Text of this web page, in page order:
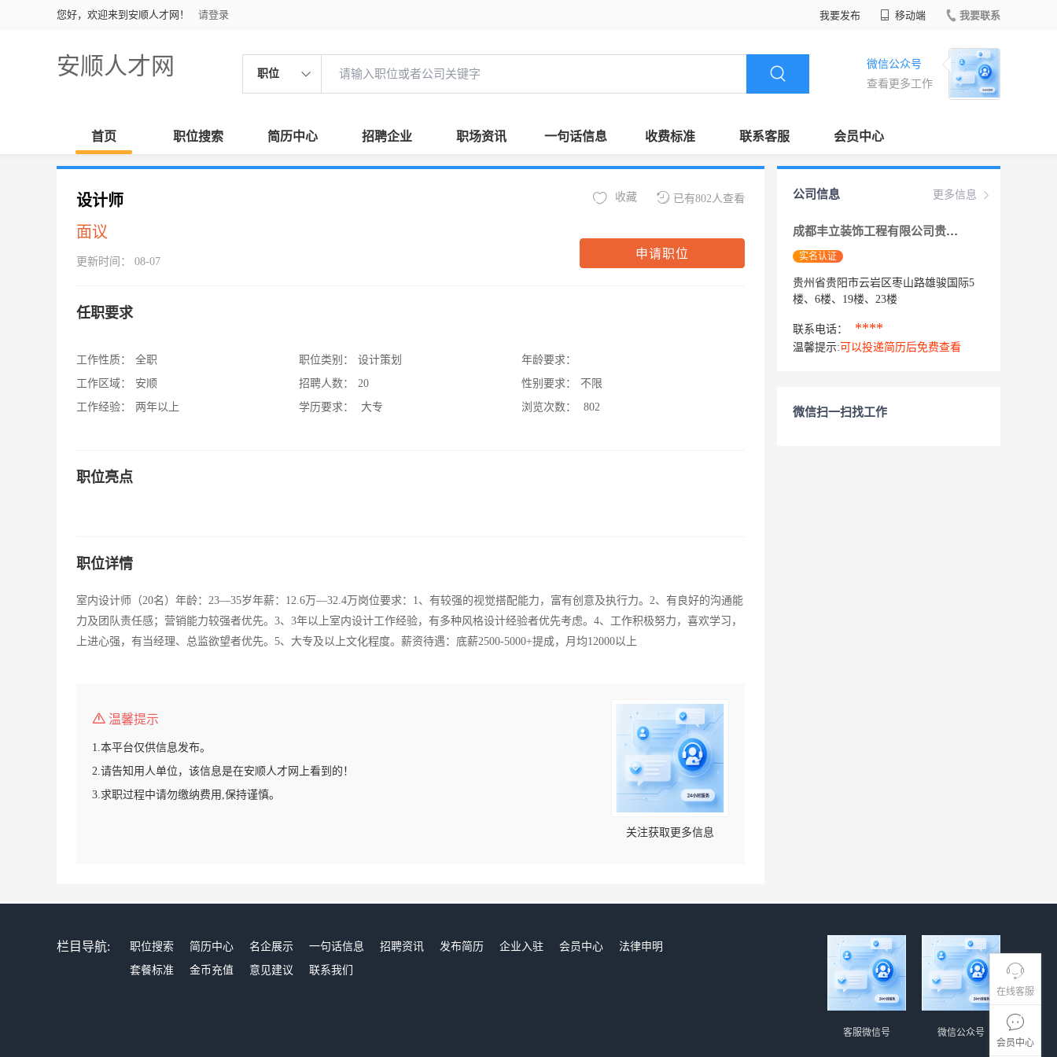
您好，欢迎来到安顺人才网！ 请登录 我要发布 移动端 我要联系
安顺人才网 职位
微信公众号
查看更多工作
首页 职位搜索 简历中心 招聘企业 职场资讯 一句话信息 收费标准 联系客服 会员中心
在线客服
会员中心
设计师
面议
更新时间： 08-07
已有802人查看
收藏
申请职位
任职要求
工作性质：
全职
工作区域：
安顺
工作经验：
两年以上
职位类别：
设计策划
招聘人数：
20
学历要求：
大专
年龄要求：
性别要求：
不限
浏览次数：
802
职位亮点
职位详情
室内设计师（20名）年龄：23—35岁年薪：12.6万—32.4万岗位要求：1、有较强的视觉搭配能力，富有创意及执行力。2、有良好的沟通能
力及团队责任感；营销能力较强者优先。3、3年以上室内设计工作经验，有多种风格设计经验者优先考虑。4、工作积极努力，喜欢学习，
上进心强，有当经理、总监欲望者优先。5、大专及以上文化程度。薪资待遇：底薪2500-5000+提成，月均12000以上
温馨提示
1.本平台仅供信息发布。
2.请告知用人单位，该信息是在安顺人才网上看到的！
3.求职过程中请勿缴纳费用,保持谨慎。
关注获取更多信息
更多信息
公司信息
成都丰立装饰工程有限公司贵州分公司
实名认证
贵州省贵阳市云岩区枣山路雄骏国际5
楼、6楼、19楼、23楼
联系电话： ****
温馨提示: 可以投递简历后免费查看
微信扫一扫找工作
栏目导航: 职位搜索 简历中心 名企展示 一句话信息 招聘资讯 发布简历 企业入驻 会员中心
法律申明
套餐标准
金币充值 意见建议 联系我们
微信公众号
客服微信号